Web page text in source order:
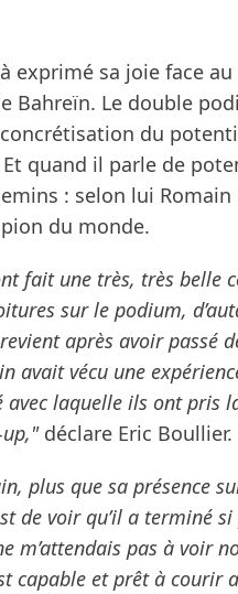
exprimé sa joie face
Bahreïn. Le double
du
quand il parle de
: selon lui
du monde.
fait une très, très belle
sur le podium,
après avoir passé
avait vécu une
laquelle ils ont pris
déclare Eric Boullier.
plus que sa présence
de voir qu’il a terminé
m’attendais pas à voir
capable et prêt à courir